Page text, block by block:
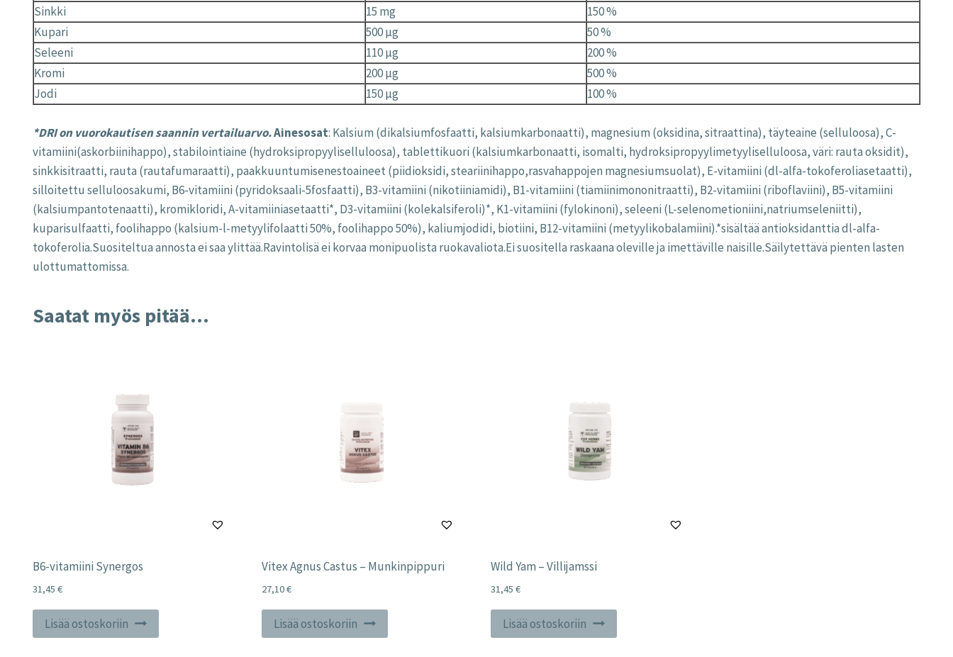
Sinkki
15 mg
150 %
Kupari
500 µg
50 %
Seleeni
110 µg
200 %
Kromi
200 µg
500 %
Jodi
150 µg 100 %
*DRI on vuorokautisen saannin vertailuarvo.Ainesosat: Kalsium (dikalsiumfosfaatti, kalsiumkarbonaatti), magnesium (oksidina, sitraattina), täyteaine (selluloosa), C-
vitamiini(askorbiinihappo), stabilointiaine (hydroksipropyyliselluloosa), tablettikuori (kalsiumkarbonaatti, isomalti, hydroksipropyylimetyyliselluloosa, väri: rauta oksidit),
sinkkisitraatti, rauta (rautafumaraatti), paakkuuntumisenestoaineet (piidioksidi, steariinihappo,rasvahappojen magnesiumsuolat), E-vitamiini (dl-alfa-tokoferoliasetaatti),
silloitettu selluloosakumi, B6-vitamiini (pyridoksaali-5fosfaatti), B3-vitamiini (nikotiiniamidi), B1-vitamiini (tiamiinimononitraatti), B2-vitamiini (riboflaviini), B5-vitamiini
(kalsiumpantotenaatti), kromikloridi, A-vitamiiniasetaatti*, D3-vitamiini (kolekalsiferoli)*, K1-vitamiini (fylokinoni), seleeni (L-selenometioniini,natriumseleniitti),
kuparisulfaatti, foolihappo (kalsium-l-metyylifolaatti 50%, foolihappo 50%), kaliumjodidi, biotiini, B12-vitamiini (metyylikobalamiini).*sisältää antioksidanttia dl-alfa-
tokoferolia.Suositeltua annosta ei saa ylittää.Ravintolisä ei korvaa monipuolista ruokavaliota.Ei suositella raskaana oleville ja imettäville naisille.Säilytettävä pienten lasten
ulottumattomissa.
Saatat myös pitää...
B6-vitamiini Synergos
31,45 €
Lisää ostoskoriin
Vitex Agnus Castus – Munkinpippuri
27,10€
Lisää ostoskoriin
Wild Yam – Villijamssi
31,45 €
Lisää ostoskoriin